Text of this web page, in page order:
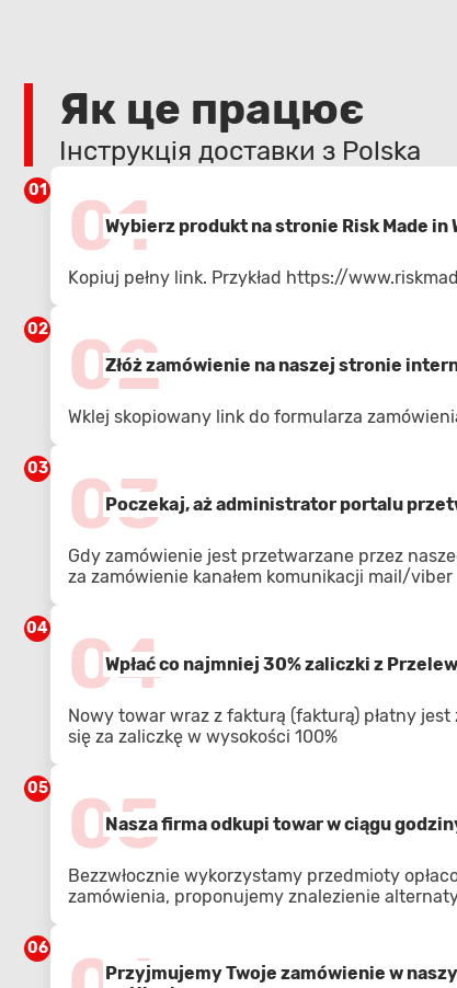
Як це працює
Інструкція доставки з Polska
01 01
Wybierz produkt na stronie Risk Made in
Kopiuj pełny link. Przykład https://
02 02
Złóż zamówienie na naszej stronie
Wklej skopiowany link do formularza
03 03
Poczekaj, aż administrator portalu
Gdy zamówienie jest przetwarzane przez
za zamówienie kanałem komunikacji mail/viber
04 04
Wpłać co najmniej 30% zaliczki z
Nowy towar wraz z fakturą (fakturą) płatny
się za zaliczkę w wysokości 100%
05 05
Nasza firma odkupi towar w ciągu
Bezzwłocznie wykorzystamy przedmioty
zamówienia, proponujemy znalezienie
06
Przyjmujemy Twoje zamówienie w